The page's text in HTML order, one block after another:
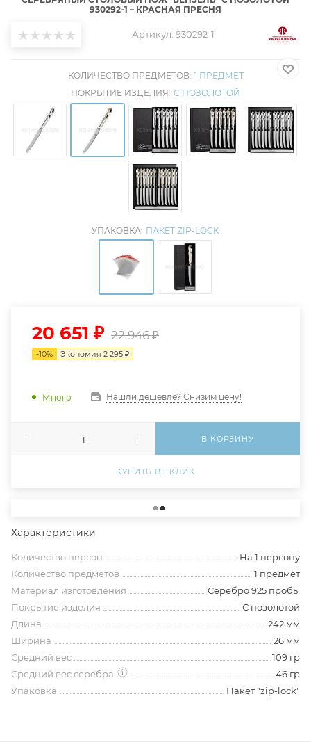
930292-1 – КРАСНАЯ ПРЕСНЯ
Артикул: 930292-1
КОЛИЧЕСТВО ПРЕДМЕТОВ: 1 ПРЕДМЕТ
ПОКРЫТИЕ ИЗДЕЛИЯ: С ПОЗОЛОТОЙ
УПАКОВКА: ПАКЕТ ZIP-LOCK
20 651 ₽ 22 946₽
-10% Экономия 2 295 ₽
Много Нашли дешевле? Снизим цену!
В КОРЗИНУ
КУПИТЬ В 1 КЛИК
Характеристики
Количество персон
На 1 персону
Количество предметов
1 предмет
Материал изготовления
Серебро 925 пробы
Покрытие изделия
С позолотой
Длина
242 мм
Ширина
26 мм
Средний вес
109 гр
Средний вес серебра
46 гр
Упаковка
Пакет "zip-lock"